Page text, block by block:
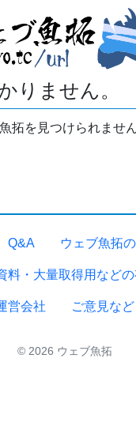
りません。
拓を見つけられません
Q&A ウェブ魚拓
料・大量取得用など
営会社 ご意見など
© 2026 ウェブ魚拓